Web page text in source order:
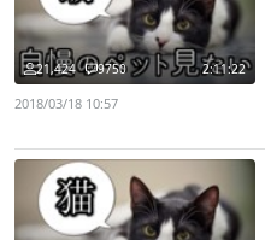
2:11:22
21,424 9750
2018/03/18 10:57